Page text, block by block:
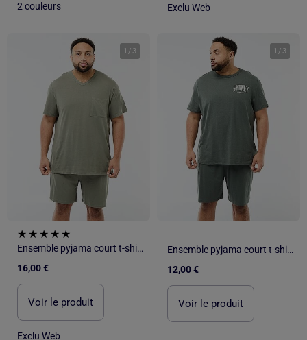
2 couleurs Exclu Web
1 / 3
Ensemble pyjama court t-shirt + short - 2 pièces
16,00 €
Voir le produit
Exclu Web
1 / 3
Ensemble pyjama court t-shirt + short - 2 pièces
12,00 €
Voir le produit